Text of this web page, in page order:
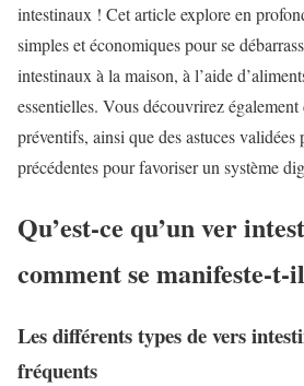
intestinaux ! Cet article explore en
simples et économiques pour se
intestinaux à la maison, à l’aide
essentielles. Vous découvrirez également
préventifs, ainsi que des astuces validées
précédentes pour favoriser un système
Qu’est-ce qu’un ver
comment se manifeste-t-
Les différents types de vers
fréquents